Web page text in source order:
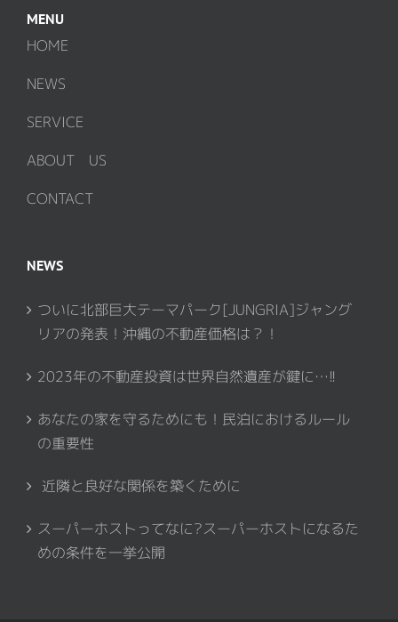
MENU
HOME
NEWS
SERVICE
ABOUT US
CONTACT
NEWS
ついに北部巨大テーマパーク[JUNGRIA]ジャング
リアの発表！沖縄の不動産価格は？！
2023年の不動産投資は世界自然遺産が鍵に…!!
あなたの家を守るためにも！民泊におけるルール
の重要性
近隣と良好な関係を築くために
スーパーホストってなに?スーパーホストになるた
めの条件を一挙公開